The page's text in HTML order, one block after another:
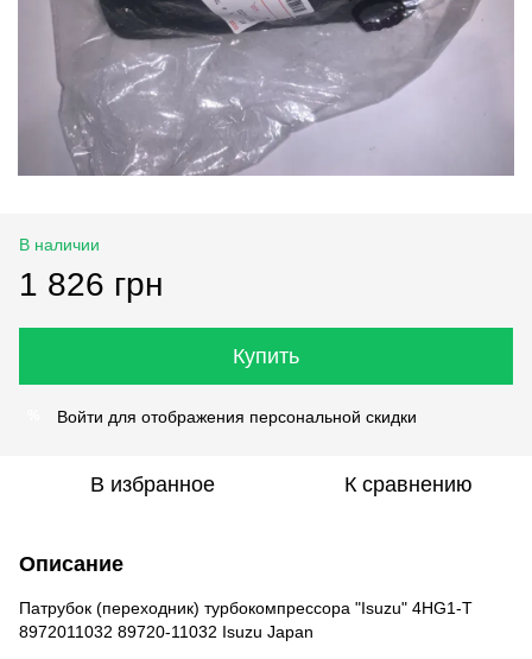
В наличии
1 826 грн
Купить
Войти для отображения персональной скидки
В избранное К сравнению
Описание
Патрубок (переходник) турбокомпрессора "Isuzu" 4HG1-T
8972011032 89720-11032 Isuzu Japan